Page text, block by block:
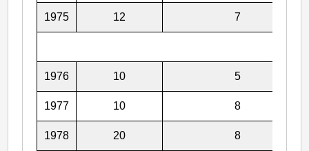
1975 12 7
1976 10 5
1977 10 8
1978 20 8